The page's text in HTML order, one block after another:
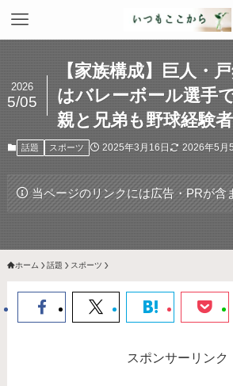
【家族構成】巨人・
はバレーボール選手
親と兄弟も野球経験
2026
5/05
話題 スポーツ 2025年3月16日 2026年5月
当ページのリンクには広告・PRが含
ホーム 話題 スポーツ
スポンサーリンク